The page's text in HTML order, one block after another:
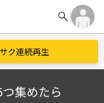
search
ク連続再生
集めたら